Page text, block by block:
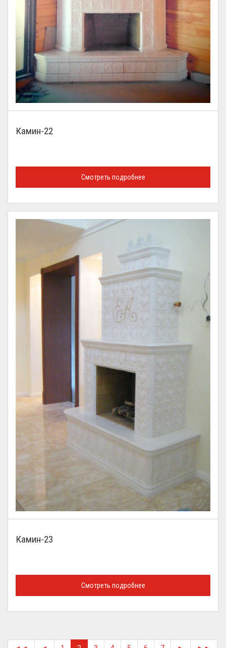
Камин-22
Смотреть подробнее
Камин-23
Смотреть подробнее